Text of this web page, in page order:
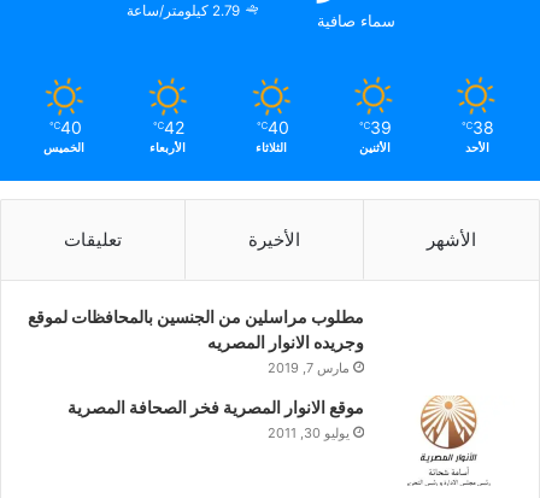
سماء صافية 2.79 كيلومتر/ساعة
38
℃
الأحد
39
℃
الأثنين
40
℃
الثلاثاء
42
℃
الأربعاء
40
℃
الخميس
الأشهر الأخيرة تعليقات
مطلوب مراسلين من الجنسين بالمحافظات لموقع
وجريده الانوار المصريه
مارس 7, 2019
موقع الانوار المصرية فخر الصحافة المصرية
يوليو 30, 2011